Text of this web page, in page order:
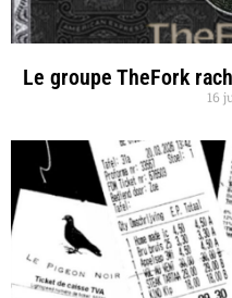
Le groupe TheFork
16